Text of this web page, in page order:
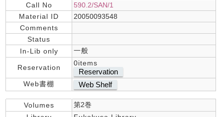
Call No
590.2/SAN/1
Material ID
20050093548
Comments
Status
In-Lib only
一般
Reservation
0items
Reservation
Web書棚 Web Shelf
Volumes
第2巻